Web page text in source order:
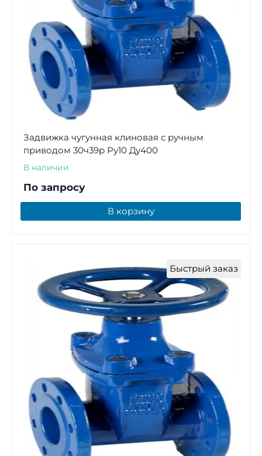
Задвижка чугунная клиновая с ручным
приводом 30ч39р Ру10 Ду400
В наличии
По запросу
В корзину
Быстрый заказ